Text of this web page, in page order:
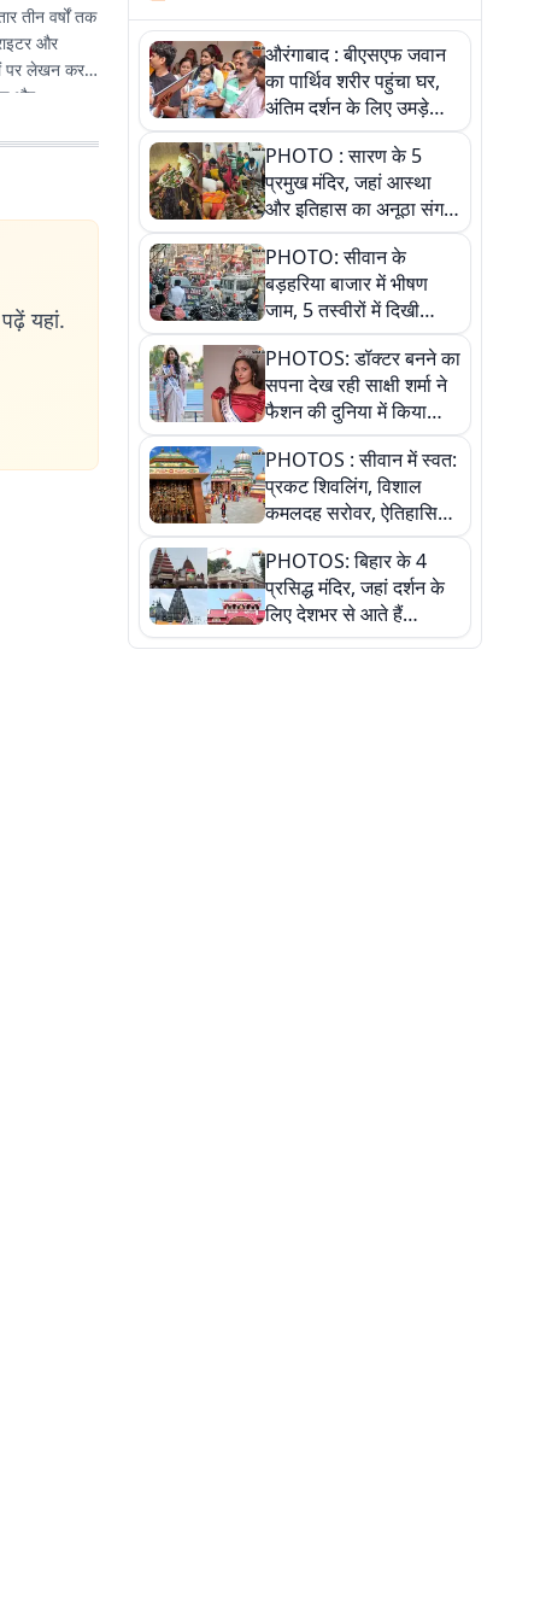
तीन वर्षों तक
और
पर लेखन कर
और
यहां.
औरंगाबाद : बीएसएफ जवान
का पार्थिव शरीर पहुंचा घर,
अंतिम दर्शन के लिए उमड़े
लोग
PHOTO : सारण के 5
प्रमुख मंदिर, जहां आस्था
और इतिहास का अनूठा संगम,
तस्वीरों में जानिए
PHOTO: सीवान के
बड़हरिया बाजार में भीषण
जाम, 5 तस्वीरों में दिखी
अव्यवस्था
PHOTOS: डॉक्टर बनने का
सपना देख रही साक्षी शर्मा ने
फैशन की दुनिया में किया
कमाल,जानिए बेगूसराय की
बेटी ने कैसे दी अपने सपनों
को उड़ान
PHOTOS : सीवान में स्वत:
प्रकट शिवलिंग, विशाल
कमलदह सरोवर, ऐतिहासिक
महेंद्रनाथ मंदिर और घंटाघर
की कहानी, तस्वीरों में देखिए
PHOTOS: बिहार के 4
प्रसिद्ध मंदिर, जहां दर्शन के
लिए देशभर से आते हैं
श्रद्धालु, जानिए इनकी